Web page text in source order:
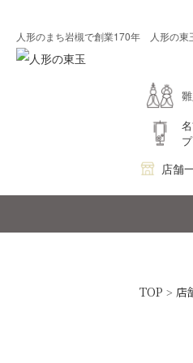
人形のまち岩槻で創業170年 人形の東
店舗
TOP > 店